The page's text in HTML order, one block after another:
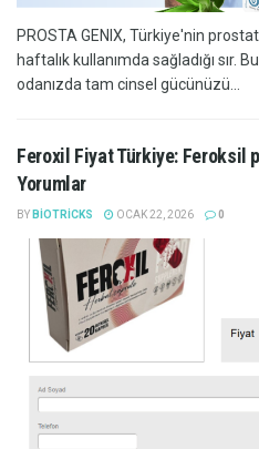
PROSTA GENIX, Türkiye'nin
haftalık kullanımda sağladığı sır.
odanızda tam cinsel gücünüzü...
Feroxil Fiyat Türkiye: Feroksil
Yorumlar
BY BIOTRICKS OCAK 22, 2026 0